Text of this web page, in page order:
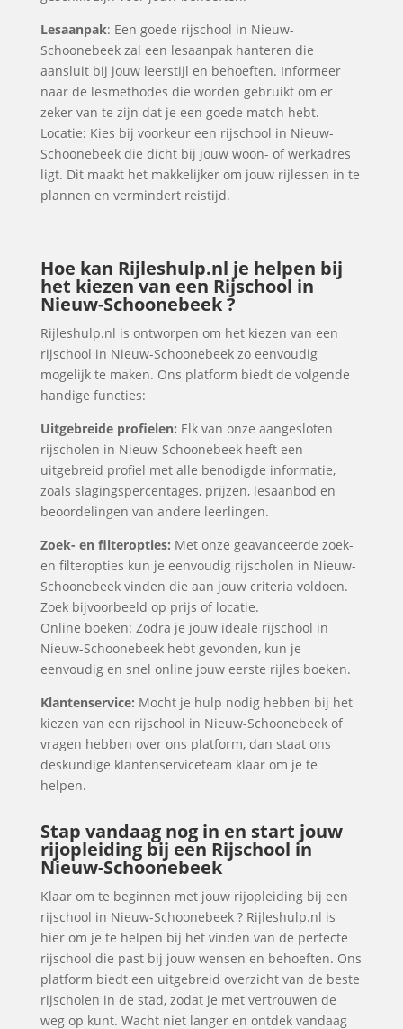
Lesaanpak: Een goede rijschool in Nieuw-
Schoonebeek zal een lesaanpak hanteren die
aansluit bij jouw leerstijl en behoeften. Informeer
naar de lesmethodes die worden gebruikt om er
zeker van te zijn dat je een goede match hebt.
Locatie: Kies bij voorkeur een rijschool in Nieuw-
Schoonebeek die dicht bij jouw woon- of werkadres
ligt. Dit maakt het makkelijker om jouw rijlessen in te
plannen en vermindert reistijd.
Hoe kan Rijleshulp.nl je helpen bij
het kiezen van een Rijschool in
Nieuw-Schoonebeek ?
Rijleshulp.nl is ontworpen om het kiezen van een
rijschool in Nieuw-Schoonebeek zo eenvoudig
mogelijk te maken. Ons platform biedt de volgende
handige functies:
Uitgebreide profielen: Elk van onze aangesloten
rijscholen in Nieuw-Schoonebeek heeft een
uitgebreid profiel met alle benodigde informatie,
zoals slagingspercentages, prijzen, lesaanbod en
beoordelingen van andere leerlingen.
Zoek- en filteropties: Met onze geavanceerde zoek-
en filteropties kun je eenvoudig rijscholen in Nieuw-
Schoonebeek vinden die aan jouw criteria voldoen.
Zoek bijvoorbeeld op prijs of locatie.
Online boeken: Zodra je jouw ideale rijschool in
Nieuw-Schoonebeek hebt gevonden, kun je
eenvoudig en snel online jouw eerste rijles boeken.
Klantenservice: Mocht je hulp nodig hebben bij het
kiezen van een rijschool in Nieuw-Schoonebeek of
vragen hebben over ons platform, dan staat ons
deskundige klantenserviceteam klaar om je te
helpen.
Stap vandaag nog in en start jouw
rijopleiding bij een Rijschool in
Nieuw-Schoonebeek
Klaar om te beginnen met jouw rijopleiding bij een
rijschool in Nieuw-Schoonebeek ? Rijleshulp.nl is
hier om je te helpen bij het vinden van de perfecte
rijschool die past bij jouw wensen en behoeften. Ons
platform biedt een uitgebreid overzicht van de beste
rijscholen in de stad, zodat je met vertrouwen de
weg op kunt. Wacht niet langer en ontdek vandaag